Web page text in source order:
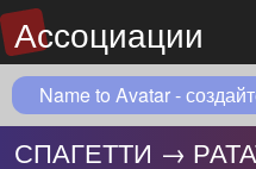
Ассоциации
Name to Avatar -
СПАГЕТТИ →